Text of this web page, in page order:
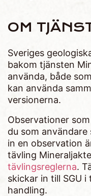
OM
Sveriges
bakom tjänsten
använda, både
kan använda
versionerna.
Observationer
du som
in en observation
tävling
tävlingsreglerna.
skickar in till SGU
handling.